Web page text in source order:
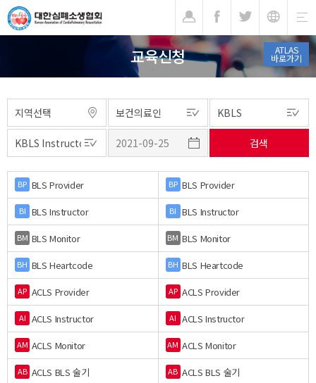
ATLAS
바로가기
교육신청
BP BLS Provider BP BLS Provider
BI BLS Instructor BI BLS Instructor
BM BLS Monitor BM BLS Monitor
BH BLS Heartcode BH BLS Heartcode
AP ACLS Provider AP ACLS Provider
AI ACLS Instructor AI ACLS Instructor
AM ACLS Monitor AM ACLS Monitor
AB ACLS BLS 술기 AB ACLS BLS 술기